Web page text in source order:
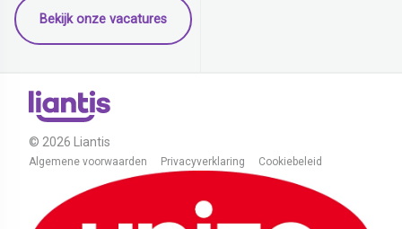
Bekijk onze vacatures
© 2026 Liantis
Algemene voorwaarden Privacyverklaring Cookiebeleid